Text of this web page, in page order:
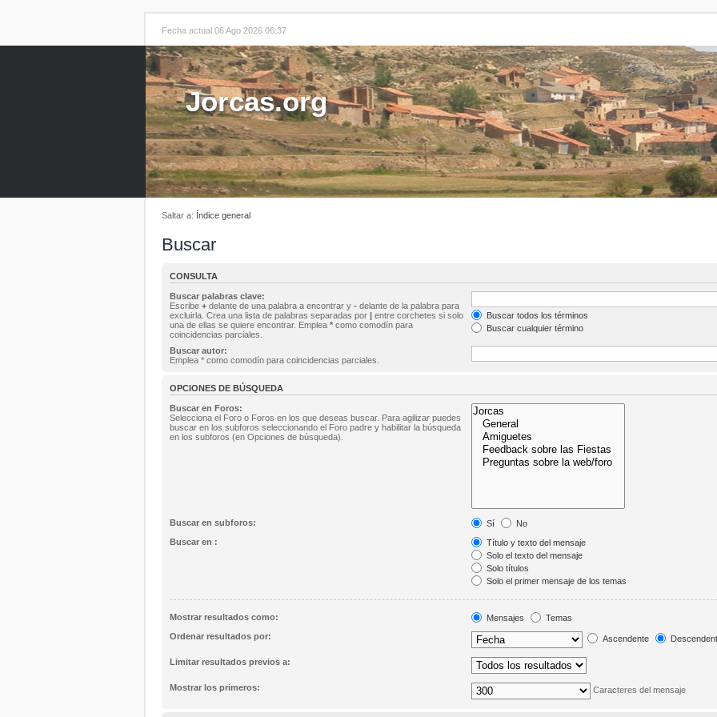
Fecha actual 06 Ago 2026 06:37
Jorcas.org
Saltar a: Índice general
Buscar
CONSULTA
Buscar palabras clave:
Escribe + delante de una palabra a encontrar y - delante de la palabra para
excluirla. Crea una lista de palabras separadas por | entre corchetes si solo
una de ellas se quiere encontrar. Emplea * como comodín para
coincidencias parciales.
Buscar todos los términos
Buscar cualquier término
Buscar autor:
Emplea * como comodín para coincidencias parciales.
OPCIONES DE BÚSQUEDA
Buscar en Foros:
Selecciona el Foro o Foros en los que deseas buscar. Para agilizar puedes
buscar en los subforos seleccionando el Foro padre y habilitar la búsqueda
en los subforos (en Opciones de búsqueda).
Buscar en subforos: Sí
No
Buscar en :
Título y texto del mensaje
Solo el texto del mensaje
Solo títulos
Solo el primer mensaje de los temas
Mostrar resultados como: Mensajes
Temas
Ordenar resultados por:
Ascendente
Limitar resultados previos a:
Mostrar los primeros: Caracteres del mensaje